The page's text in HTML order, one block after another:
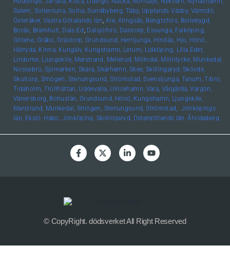
Salem, Sollentuna, Solna, Sundbyberg, Täby, Upplands Väsby, Värmdö,
Österåker, Västra Götalands län, Ale, Alingsås, Bengtsfors, Bollebygd,
Borås, Brämhult, Dals-Ed , Dalsjöfors, Dalstorp, Essunga, Falköping,
Götene, Gråbo, Grästorp, Grundsund, Herrljunga, Hindås, Hjo, Hönö,
Härryda, Kinna, Kungälv, Kungshamn, Lerum, Lidköping, Lilla Edet,
Lindome, Ljungskile, Marstrand, Mellerud, Mölndal, Mölnlycke, Munkedal,
Nossebro, Sjömarken, Skara, Skärhamn, Skee, Skillingaryd, Skövde,
Skultorp, Smögen, Stenungsund, Strömstad, Svensljunga, Tanum, Tibro,
Tidaholm, Trollhättan, Uddevalla, Ulricehamn, Vara, Vårgårda, Vargön,
Vänersborg, Bohuslän, Grundsund, Hönö, Kungshamn, Ljungskile,
Marstrand, Munkedal, Smögen, Stenungsund, Strömstad, Jönköpings
län, Eksjö, Habo, Jönköping, Skillingaryd, Östergötlands län, Åtvidaberg,
Helsingborg, Höör, Lund, Malmö,
Värmlands län, Edsvalla, Karlstad,
© CopyRight. dödsverket All Right Reserved